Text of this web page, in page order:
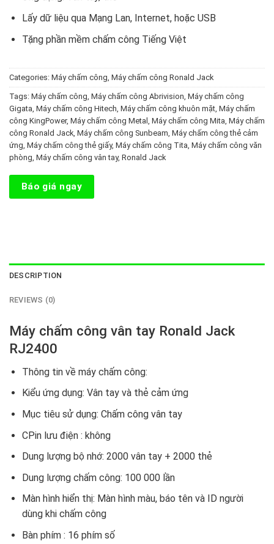
Lấy dữ liệu qua Mạng Lan, Internet, hoặc USB
Tặng phần mềm chấm công Tiếng Việt
Categories: Máy chấm công, Máy chấm công Ronald Jack
Tags: Máy chấm công, Máy chấm công Abrivision, Máy chấm công
Gigata, Máy chấm công Hitech, Máy chấm công khuôn mặt, Máy chấm
công KingPower, Máy chấm công Metal , Máy chấm công Mita, Máy chấm
công Ronald Jack, Máy chấm công Sunbeam, Máy chấm công thẻ cảm
ứng, Máy chấm công thẻ giấy, Máy chấm công Tita, Máy chấm công văn
phòng, Máy chấm công vân tay, Ronald Jack
Báo giá ngay
DESCRIPTION
REVIEWS (0)
Máy chấm công vân tay Ronald Jack
RJ2400
Thông tin về máy chấm công:
Kiểu ứng dụng: Vân tay và thẻ cảm ứng
Mục tiêu sử dụng: Chấm công vân tay
CPin lưu điện : không
Dung lượng bộ nhớ: 2000 vân tay + 2000 thẻ
Dung lượng chấm công: 100 000 lần
Màn hình hiển thị: Màn hình màu, báo tên và ID người
dùng khi chấm công
Bàn phím : 16 phím số